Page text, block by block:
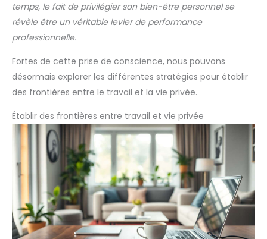
temps, le fait de privilégier son bien-être personnel se
révèle être un véritable levier de performance
professionnelle.
Fortes de cette prise de conscience, nous pouvons
désormais explorer les différentes stratégies pour établir
des frontières entre le travail et la vie privée.
Établir des frontières entre travail et vie privée